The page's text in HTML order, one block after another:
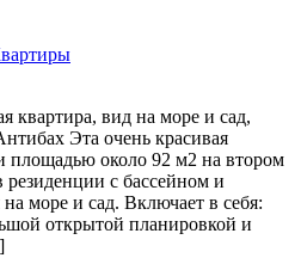
квартира, вид на море и сад,
Эта очень красивая
площадью около 92 м2 на втором
резиденции с бассейном и
море и сад. Включает в себя:
открытой планировкой и